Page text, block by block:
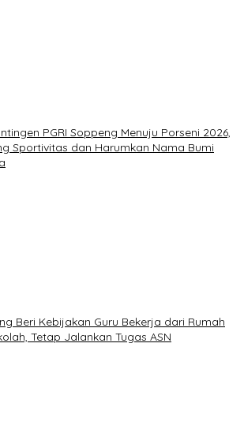
PGRI Soppeng Menuju Porseni 2026,
Sportivitas dan Harumkan Nama Bumi
Beri Kebijakan Guru Bekerja dari Rumah
Tetap Jalankan Tugas ASN